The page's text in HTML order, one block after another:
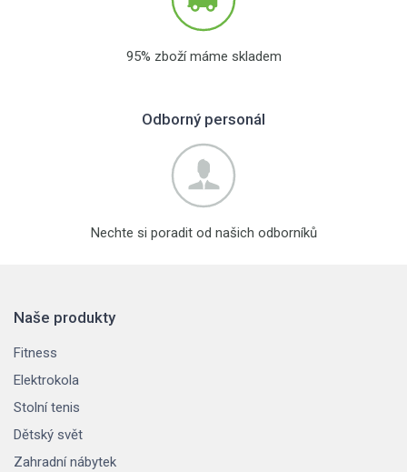
95% zboží máme skladem
Odborný personál
Nechte si poradit od našich odborníků
Naše produkty
Fitness
Elektrokola
Stolní tenis
Dětský svět
Zahradní nábytek